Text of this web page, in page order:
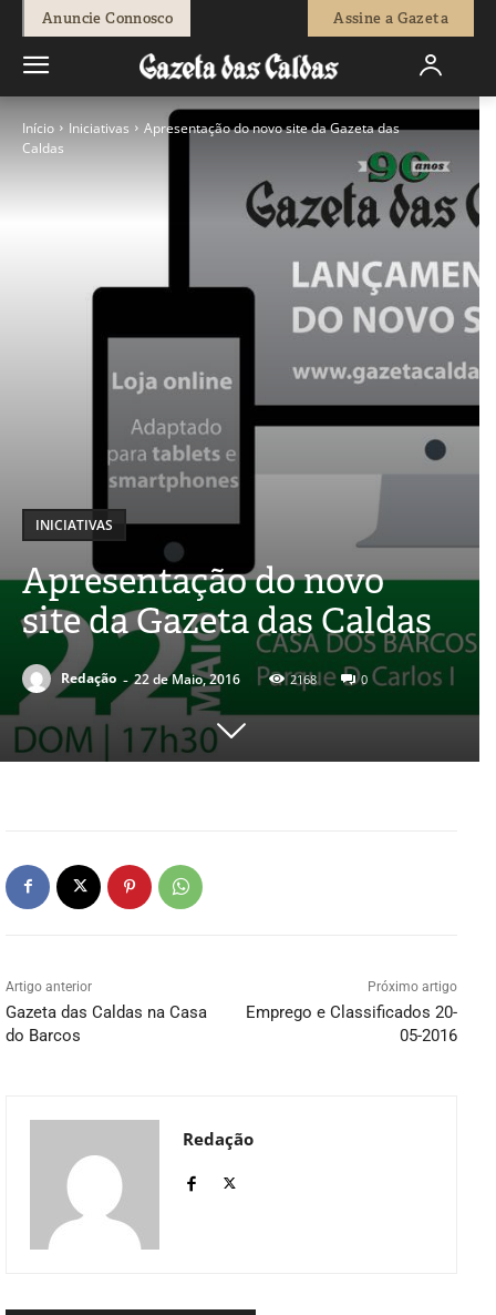
Anuncie Connosco Assine a Gazeta
Início Iniciativas
Apresentação do novo site da Gazeta das
Caldas
INICIATIVAS
Apresentação do novo
site da Gazeta das Caldas
Redação - 22 de Maio, 2016 2168 0
Artigo anterior
Gazeta das Caldas na Casa
do Barcos
Próximo artigo
Emprego e Classificados 20-
05-2016
Redação